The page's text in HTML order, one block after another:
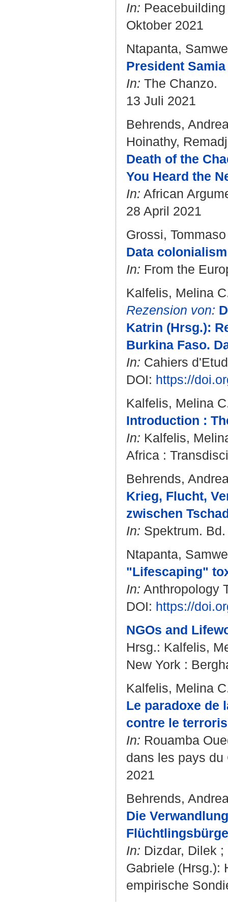
In:
Oktober 2021
Ntapanta,
President
In: The Chanzo.
13 Juli 2021
Behrends,
Hoinathy,
Death of the
You Heard the
In: African
28 April 2021
Grossi, Tommaso
Data
In: From the
Kalfelis, Melina
Rezension von:
Katrin (Hrsg.):
Burkina Faso.
In: Cahiers
DOI: https://
Kalfelis, Melina
Introduction :
In: Kalfelis,
Africa :
Behrends,
Krieg, Flucht,
zwischen
In: Spektrum.
Ntapanta,
"Lifescaping"
In: Anthropology
DOI: https://
NGOs and
Hrsg.: Kalfelis,
New York :
Kalfelis, Melina
Le paradoxe de
contre le
In: Rouamba
dans les pays du
2021
Behrends,
Die
In: Dizdar, Dilek ;
Gabriele (Hrsg.):
empirische